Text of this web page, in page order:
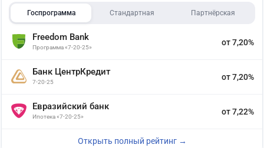
Госпрограмма Стандартная Партнёрская
Freedom Bank
Программа «7-20-25»
от 7,20%
Банк ЦентрКредит
7-20-25
от 7,20%
Евразийский банк
Ипотека «7-20-25»
от 7,22%
Открыть полный рейтинг →